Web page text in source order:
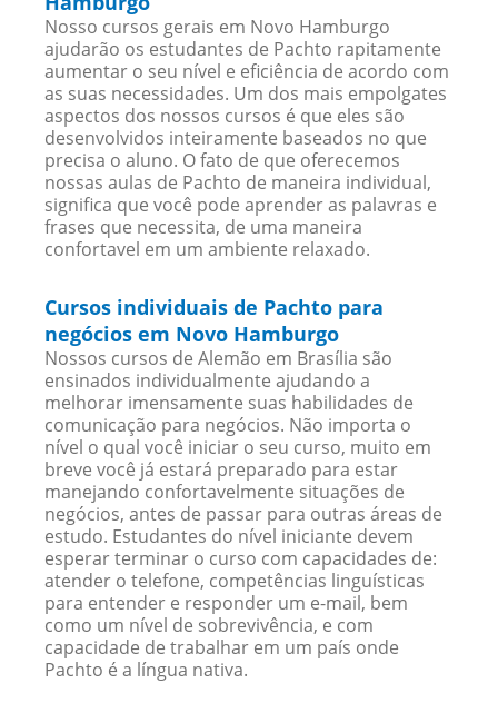
Nosso cursos gerais em Novo Hamburgo
ajudarão os estudantes de Pachto rapitamente
aumentar o seu nível e eficiência de acordo com
as suas necessidades. Um dos mais empolgates
aspectos dos nossos cursos é que eles são
desenvolvidos inteiramente baseados no que
precisa o aluno. O fato de que oferecemos
nossas aulas de Pachto de maneira individual,
significa que você pode aprender as palavras e
frases que necessita, de uma maneira
confortavel em um ambiente relaxado.
Cursos individuais de Pachto para
negócios em Novo Hamburgo
Nossos cursos de Alemão em Brasília são
ensinados individualmente ajudando a
melhorar imensamente suas habilidades de
comunicação para negócios. Não importa o
nível o qual você iniciar o seu curso, muito em
breve você já estará preparado para estar
manejando confortavelmente situações de
negócios, antes de passar para outras áreas de
estudo. Estudantes do nível iniciante devem
esperar terminar o curso com capacidades de:
atender o telefone, competências linguísticas
para entender e responder um e-mail, bem
como um nível de sobrevivência, e com
capacidade de trabalhar em um país onde
Pachto é a língua nativa.